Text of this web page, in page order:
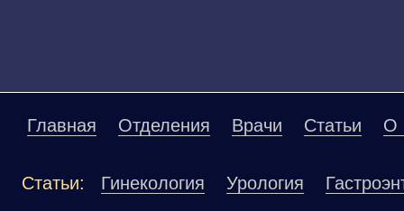
Главная Отделения Врачи Статьи О
Статьи: Гинекология Урология